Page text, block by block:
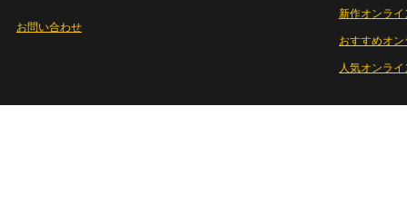
お問い合わせ
新作オンライ
おすすめオ
人気オンラ